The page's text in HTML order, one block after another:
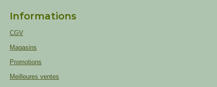
Informations
CGV
Magasins
Promotions
Meilleures ventes